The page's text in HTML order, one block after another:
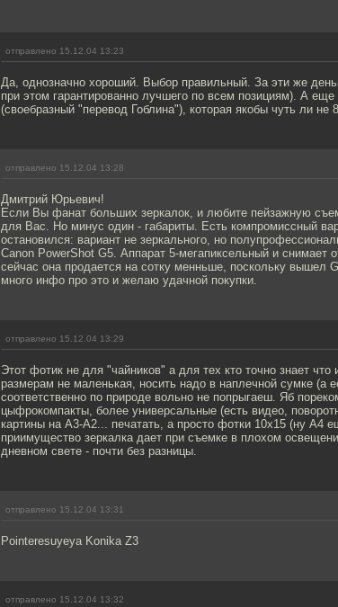
отправлено 15.12.04 13:23
Да, однозначно хороший. Выбор правильный. За эти же
при этом гарантированно лучшего по всем позициям). А
(своебразный "перевод Гоблина"), которая якобы чуть ли не
отправлено 15.12.04 13:28
Дмитрий Юрьевич!
Если Вы фанат больших зеркалок, и любите пейзажную
для Вас. Но минус один - габариты. Есть компромиссный
остановился: вариант не зеркального, но
Canon PowerShot G5. Аппарат 5-мегапиксельный и
сейчас она продается на сотку менньше, поскольку вышел
много инфо про это и желаю удачной покупки.
отправлено 15.12.04 13:29
Этот фотик не для "чайников" а для тех кто точно знает
размерам не маленькая, носить надо в наплечной сумке (а
соответственно по природе вольно не попрыгаеш. Яб
цыфрокомпакты, более универсальные (есть видео,
картины на A3-A2... печатать, а просто фотки 10x15 (ну
приимущество зеркалка дает при съемке в плохом
дневном свете - почти без разницы.
отправлено 15.12.04 13:31
Pointeresuyeya Konika Z3
отправлено 15.12.04 13:32